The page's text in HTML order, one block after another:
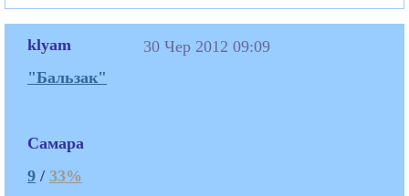
klyam
"Бальзак"
Самара
9 / 33%
30 Чер 2012 09:09